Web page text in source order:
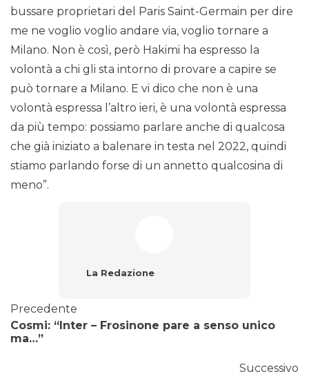
bussare proprietari del Paris Saint-Germain per dire
me ne voglio voglio andare via, voglio tornare a
Milano. Non è così, però Hakimi ha espresso la
volontà a chi gli sta intorno di provare a capire se
può tornare a Milano. E vi dico che non è una
volontà espressa l’altro ieri, è una volontà espressa
da più tempo: possiamo parlare anche di qualcosa
che già iniziato a balenare in testa nel 2022, quindi
stiamo parlando forse di un annetto qualcosina di
meno”.
La Redazione
Precedente
Cosmi: “Inter – Frosinone pare a senso unico
ma…”
Successivo